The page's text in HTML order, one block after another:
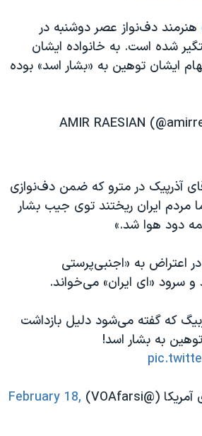
هنرمند دف‌نواز عصر دوشنبه در
شده است. به خانواده ایشان
ایشان توهین به «بشار اسد» بوده
آذرپیک در مترو که ضمن دف‌نوازی
مردم ایران ریختند توی جیب بشار
دود هوا شد.»
اعتراض به «اجنبی‌پرستی
سرود «ای ایران» می‌خواند.
که گفته می‌شود دلیل بازداشت
به بشار اسد!
February 18,